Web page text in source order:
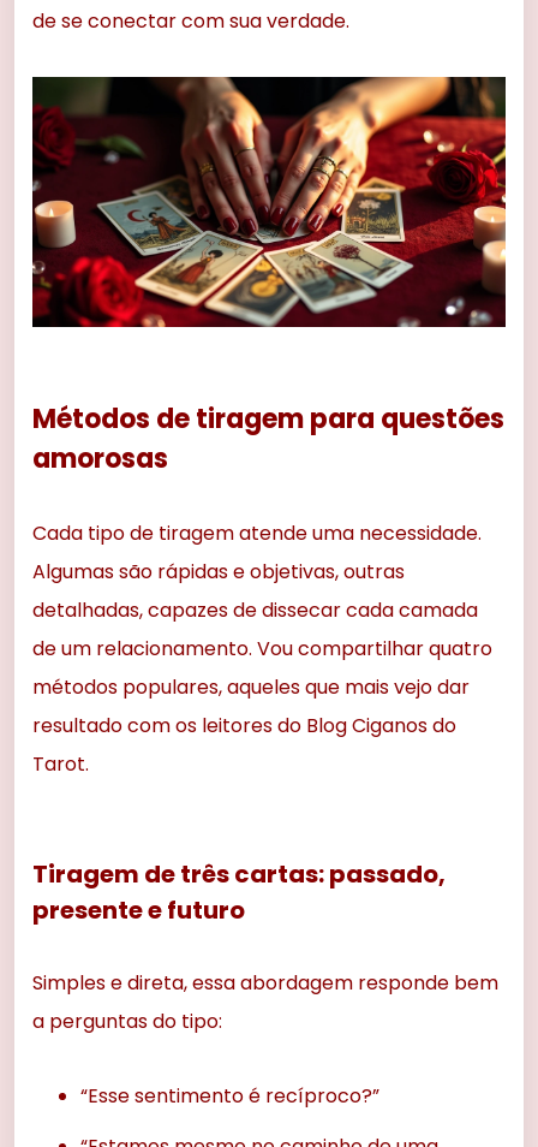
de se conectar com sua verdade.
Métodos de tiragem para questões
amorosas
Cada tipo de tiragem atende uma necessidade.
Algumas são rápidas e objetivas, outras
detalhadas, capazes de dissecar cada camada
de um relacionamento. Vou compartilhar quatro
métodos populares, aqueles que mais vejo dar
resultado com os leitores do Blog Ciganos do
Tarot.
Tiragem de três cartas: passado,
presente e futuro
Simples e direta, essa abordagem responde bem
a perguntas do tipo:
“Esse sentimento é recíproco?”